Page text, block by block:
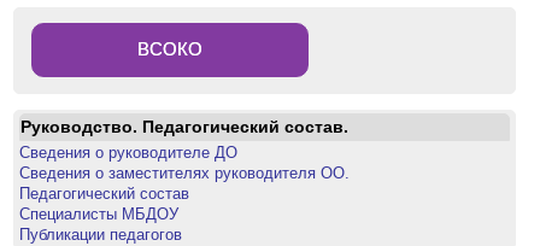
ВСОКО
Руководство. Педагогический состав.
Сведения о руководителе ДО
Сведения о заместителях руководителя ОО.
Педагогический состав
Специалисты МБДОУ
Публикации педагогов